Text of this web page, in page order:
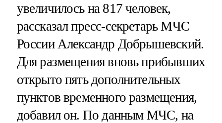
увеличилось на 817 человек,
рассказал пресс-секретарь МЧС
России Александр Добрышевский.
Для размещения вновь прибывших
открыто пять дополнительных
пунктов временного размещения,
добавил он. По данным МЧС, на